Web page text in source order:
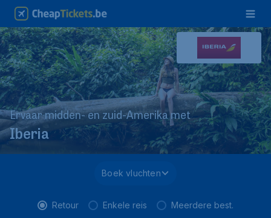
Ervaar midden- en zuid-Amerika met
Iberia
Boek vluchten
Retour Enkele reis Meerdere best.